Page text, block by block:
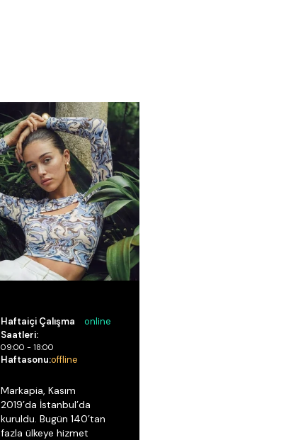
Haftaiçi Çalışma
Saatleri:
online
09:00 - 18:00
Haftasonu:offline
Markapia, Kasım
2019’da İstanbul’da
kuruldu. Bugün 140’tan
fazla ülkeye hizmet